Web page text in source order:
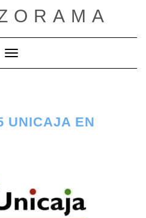
Cambiar modo de navegación
UNICAJA EN